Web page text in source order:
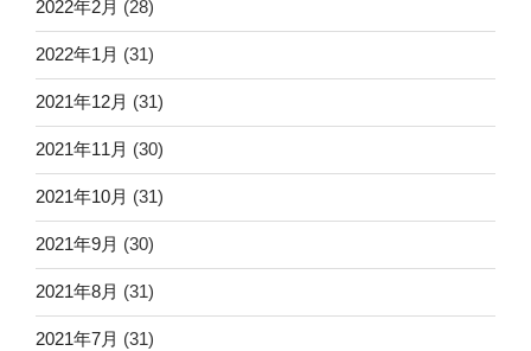
2022年2月 (28)
2022年1月 (31)
2021年12月 (31)
2021年11月 (30)
2021年10月 (31)
2021年9月 (30)
2021年8月 (31)
2021年7月 (31)